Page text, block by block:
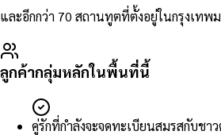
และอีกกว่า 70 สถานทูตที่ตั้งอยู่ในกรุงเทพ
ลูกค้ากลุ่มหลักในพื้นที่นี้
คู่รักที่กำลังจะจดทะเบียนสมรสกับชา